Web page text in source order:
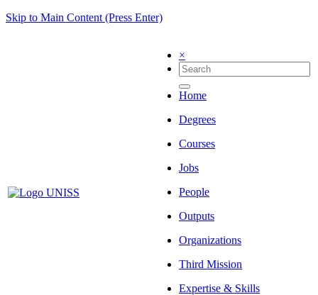
Skip to Main Content (Press Enter)
×
Home
Degrees
Courses
Jobs
People
Outputs
Organizations
Third Mission
Expertise & Skills